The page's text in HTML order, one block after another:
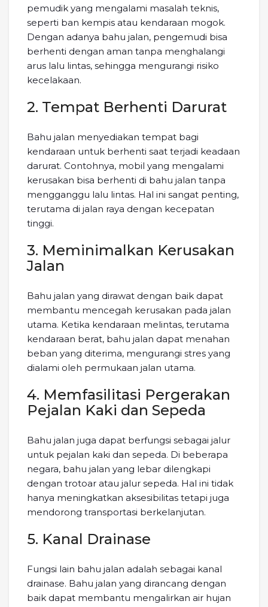
pemudik yang mengalami masalah teknis,
seperti ban kempis atau kendaraan mogok.
Dengan adanya bahu jalan, pengemudi bisa
berhenti dengan aman tanpa menghalangi
arus lalu lintas, sehingga mengurangi risiko
kecelakaan.
2. Tempat Berhenti Darurat
Bahu jalan menyediakan tempat bagi
kendaraan untuk berhenti saat terjadi keadaan
darurat. Contohnya, mobil yang mengalami
kerusakan bisa berhenti di bahu jalan tanpa
mengganggu lalu lintas. Hal ini sangat penting,
terutama di jalan raya dengan kecepatan
tinggi.
3. Meminimalkan Kerusakan
Jalan
Bahu jalan yang dirawat dengan baik dapat
membantu mencegah kerusakan pada jalan
utama. Ketika kendaraan melintas, terutama
kendaraan berat, bahu jalan dapat menahan
beban yang diterima, mengurangi stres yang
dialami oleh permukaan jalan utama.
4. Memfasilitasi Pergerakan
Pejalan Kaki dan Sepeda
Bahu jalan juga dapat berfungsi sebagai jalur
untuk pejalan kaki dan sepeda. Di beberapa
negara, bahu jalan yang lebar dilengkapi
dengan trotoar atau jalur sepeda. Hal ini tidak
hanya meningkatkan aksesibilitas tetapi juga
mendorong transportasi berkelanjutan.
5. Kanal Drainase
Fungsi lain bahu jalan adalah sebagai kanal
drainase. Bahu jalan yang dirancang dengan
baik dapat membantu mengalirkan air hujan